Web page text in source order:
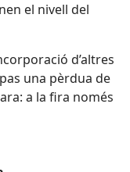
el nivell del
d’altres
una pèrdua de
a la fira només